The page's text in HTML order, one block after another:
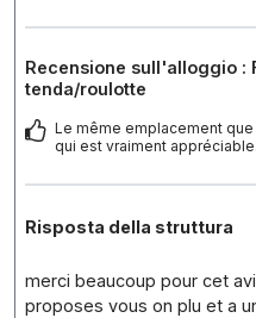
Recensione sull'alloggio :
tenda/roulotte
Le même emplacement
qui est vraiment
Risposta della struttura
merci beaucoup pour cet
proposes vous on plu et a